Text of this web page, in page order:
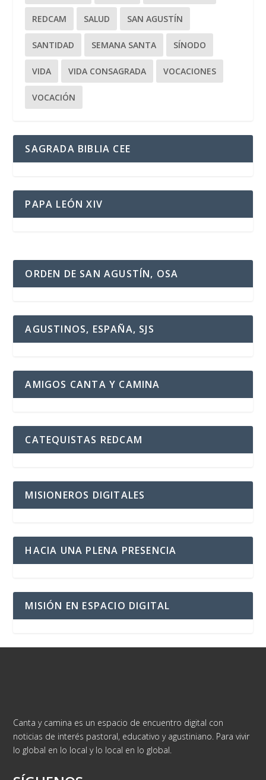
REDCAM SALUD SAN AGUSTÍN
SANTIDAD SEMANA SANTA SÍNODO
VIDA VIDA CONSAGRADA VOCACIONES
VOCACIÓN
SAGRADA BIBLIA CEE
PAPA LEÓN XIV
ORDEN DE SAN AGUSTÍN, OSA
AGUSTINOS, ESPAÑA, SJS
AMIGOS CANTA Y CAMINA
CATEQUISTAS REDCAM
MISIONEROS DIGITALES
HACIA UNA PLENA PRESENCIA
MISIÓN EN ESPACIO DIGITAL
Canta y camina es un espacio de encuentro digital con
noticias de interés pastoral, educativo y agustiniano. Para vivir
lo global en lo local y lo local en lo global.